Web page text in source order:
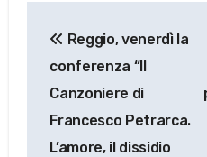
articoli
Reggio, venerdì la
conferenza “Il
Canzoniere di
Francesco Petrarca.
L’amore, il dissidio